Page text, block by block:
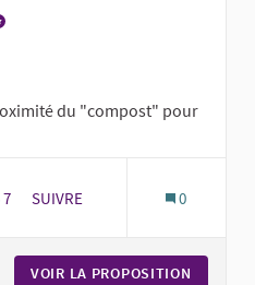
du "compost" pour
7 7 ABONNÉS
SUIVRE 0
VOIR LA PROPOSITION